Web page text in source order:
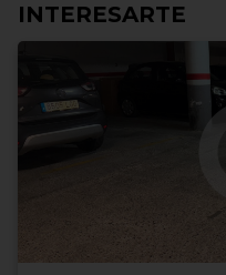
INTERESARTE